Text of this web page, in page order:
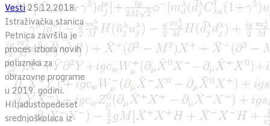
Vesti25.12.2018.
Istraživačka stanica
Petnica završila je
proces izbora novih
polaznika za
obrazovne programe
u 2019. godini.
Hiljadustopedeset
srednjoškolaca iz